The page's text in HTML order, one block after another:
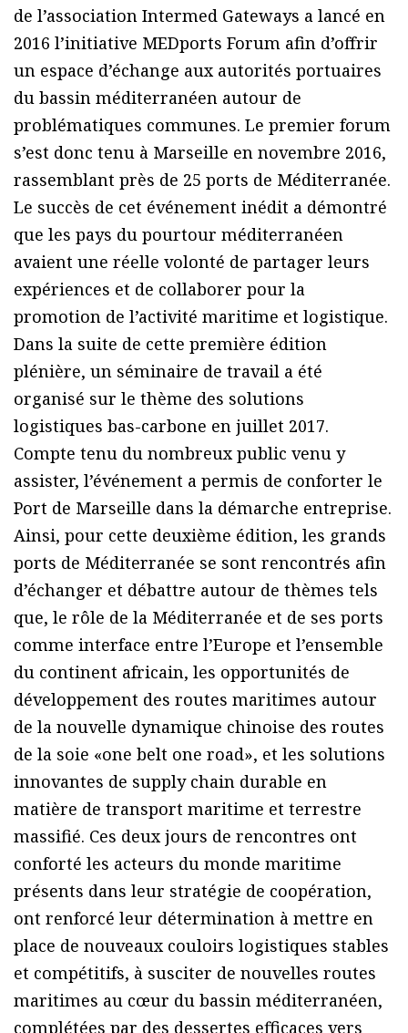
de l’association Intermed Gateways a lancé en
2016 l’initiative MEDports Forum afin d’offrir
un espace d’échange aux autorités portuaires
du bassin méditerranéen autour de
problématiques communes. Le premier forum
s’est donc tenu à Marseille en novembre 2016,
rassemblant près de 25 ports de Méditerranée.
Le succès de cet événement inédit a démontré
que les pays du pourtour méditerranéen
avaient une réelle volonté de partager leurs
expériences et de collaborer pour la
promotion de l’activité maritime et logistique.
Dans la suite de cette première édition
plénière, un séminaire de travail a été
organisé sur le thème des solutions
logistiques bas-carbone en juillet 2017.
Compte tenu du nombreux public venu y
assister, l’événement a permis de conforter le
Port de Marseille dans la démarche entreprise.
Ainsi, pour cette deuxième édition, les grands
ports de Méditerranée se sont rencontrés afin
d’échanger et débattre autour de thèmes tels
que, le rôle de la Méditerranée et de ses ports
comme interface entre l’Europe et l’ensemble
du continent africain, les opportunités de
développement des routes maritimes autour
de la nouvelle dynamique chinoise des routes
de la soie «one belt one road», et les solutions
innovantes de supply chain durable en
matière de transport maritime et terrestre
massifié. Ces deux jours de rencontres ont
conforté les acteurs du monde maritime
présents dans leur stratégie de coopération,
ont renforcé leur détermination à mettre en
place de nouveaux couloirs logistiques stables
et compétitifs, à susciter de nouvelles routes
maritimes au cœur du bassin méditerranéen,
complétées par des dessertes efficaces vers